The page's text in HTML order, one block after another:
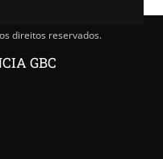
direitos reservados.
GBC